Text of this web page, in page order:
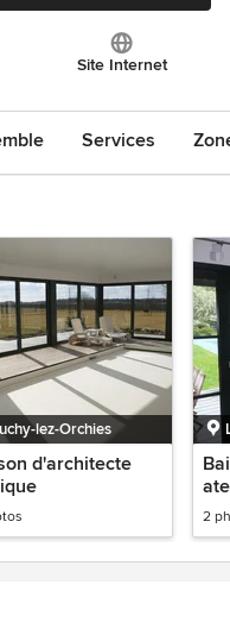
Site Internet
Services
lez-Orchies
d'architecte
2